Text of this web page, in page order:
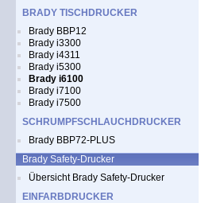
BRADY TISCHDRUCKER
Brady BBP12
Brady i3300
Brady i4311
Brady i5300
Brady i6100
Brady i7100
Brady i7500
SCHRUMPFSCHLAUCHDRUCKER
Brady BBP72-PLUS
Brady Safety-Drucker
Übersicht Brady Safety-Drucker
EINFARBDRUCKER